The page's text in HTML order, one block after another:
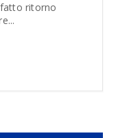
fatto ritorno